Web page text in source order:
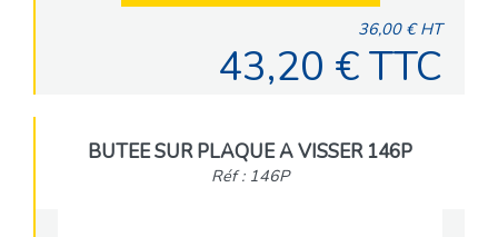
36,00 € HT
43,20 € TTC
BUTEE SUR PLAQUE A VISSER 146P
Réf : 146P